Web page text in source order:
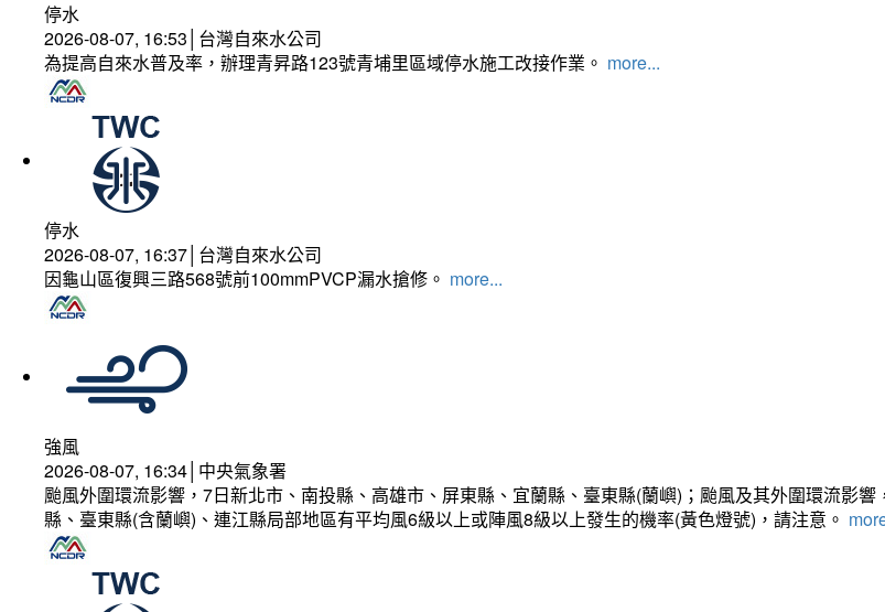
停水
2026-08-07, 16:53│台灣自來水公司
為提高自來水普及率，辦理青昇路123號青埔里區域停水施工改接作業。 more...
停水
2026-08-07, 16:37│台灣自來水公司
因龜山區復興三路568號前100mmPVCP漏水搶修。 more...
強風
2026-08-07, 16:34│中央氣象署
颱風外圍環流影響，7日新北市、南投縣、高雄市、屏東縣、宜蘭縣、臺東縣(蘭嶼)；颱風及其外圍環流影
縣、臺東縣(含蘭嶼)、連江縣局部地區有平均風6級以上或陣風8級以上發生的機率(黃色燈號)，請注意。